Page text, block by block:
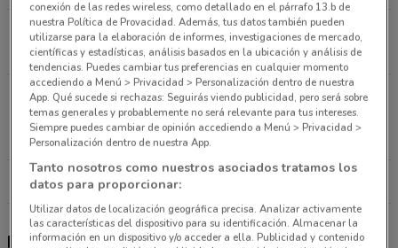
PASEO DE LA REFORMA 222 Cuauhtemoc
3.3 km
CERRADO
Av. de los Insurgentes Sur 1362 Benito Juárez
(cdmx)
3.3 km
CERRADO
Promociones, catálogo y tienda
conexión de las redes wireless, como detallado en el párrafo 13.b de
nuestra Política de Provacidad. Además, tus datos también pueden
utilizarse para la elaboración de informes, investigaciones de mercado,
científicas y estadísticas, análisis basados en la ubicación y análisis de
tendencias. Puedes cambiar tus preferencias en cualquier momento
accediendo a Menú > Privacidad > Personalización dentro de nuestra
App. Qué sucede si rechazas: Seguirás viendo publicidad, pero será sobre
temas generales y probablemente no será relevante para tus intereses.
Siempre puedes cambiar de opinión accediendo a Menú > Privacidad >
Personalización dentro de nuestra App.
Tanto nosotros como nuestros asociados tratamos los
datos para proporcionar:
Utilizar datos de localización geográfica precisa. Analizar activamente
las características del dispositivo para su identificación. Almacenar la
información en un dispositivo y/o acceder a ella. Publicidad y contenido